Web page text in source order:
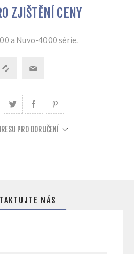
ZJIŠTĚNÍ CENY
a Nuvo-4000 série.
PRO DORUČENÍ
NÁS